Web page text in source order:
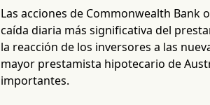
Las acciones de Commonwealth Bank
caída diaria más significativa del
la reacción de los inversores a las
mayor prestamista hipotecario de
importantes.